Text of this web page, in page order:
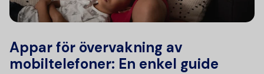
Appar för övervakning av
mobiltelefoner: En enkel guide